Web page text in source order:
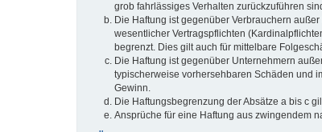
grob fahrlässiges Verhalten zurückzuführen
Die Haftung ist gegenüber Verbrauchern
wesentlicher Vertragspflichten
begrenzt. Dies gilt auch für mittelbare
Die Haftung ist gegenüber Unternehmern
typischerweise vorhersehbaren Schäden und
Gewinn.
Die Haftungsbegrenzung der Absätze a bis c
Ansprüche für eine Haftung aus zwingendem